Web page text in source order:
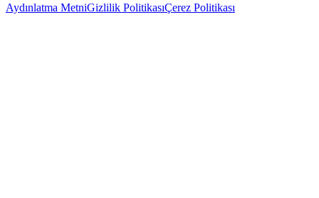
Aydınlatma MetniGizlilik PolitikasıÇerez Politikası